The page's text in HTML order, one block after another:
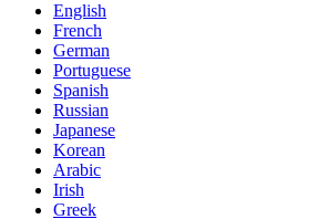
English
French
German
Portuguese
Spanish
Russian
Japanese
Korean
Arabic
Irish
Greek